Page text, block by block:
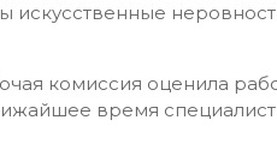
искусственные
комиссия оценила
время